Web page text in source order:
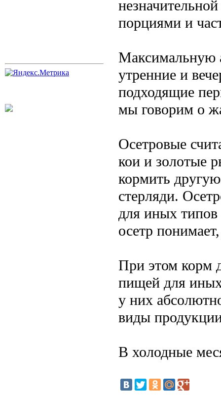
порциями и
Максимальную
утренние и
подходящие
мы говорим о
Осетровые
кои и золотые
кормить
стерляди.
для иных типов
осетр
При этом корм
пищей для
у них
виды
В холодные